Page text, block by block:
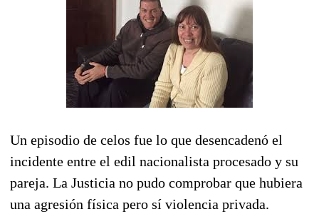
Un episodio de celos fue lo que desencadenó el
incidente entre el edil nacionalista procesado y su
pareja. La Justicia no pudo comprobar que hubiera
una agresión física pero sí violencia privada.